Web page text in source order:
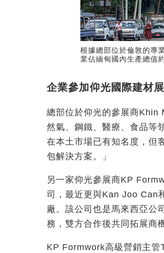
根據總部位於倫敦的專
業佔緬甸國內生產總值
企業參加仰光國際建材
總部位於仰光的參展商
然氣、鋼鐵、醫療、食品等
在本土市場已有知名度，但
包解決方案。」
另一家仰光參展商KP
司，最近更與Kan Joo Can
廠。該公司也是馬來西亞公
務，雙方合作後共同拓展商
KP Formwork高級營銷主管